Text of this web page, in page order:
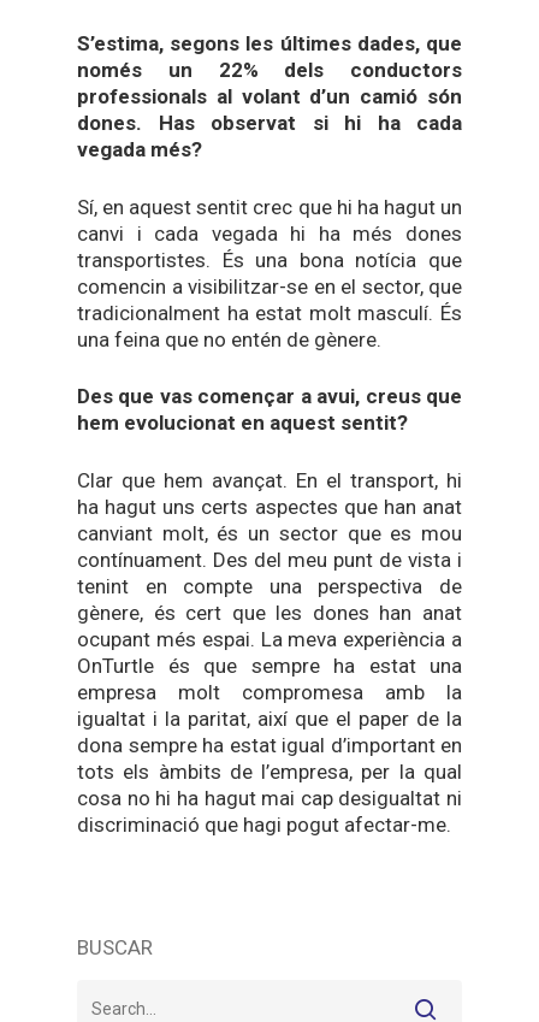
S’estima, segons les últimes dades, que
només un 22% dels conductors
professionals al volant d’un camió són
dones. Has observat si hi ha cada
vegada més?
Sí, en aquest sentit crec que hi ha hagut un
canvi i cada vegada hi ha més dones
transportistes. És una bona notícia que
comencin a visibilitzar-se en el sector, que
tradicionalment ha estat molt masculí. És
una feina que no entén de gènere.
Des que vas començar a avui, creus que
hem evolucionat en aquest sentit?
Clar que hem avançat. En el transport, hi
ha hagut uns certs aspectes que han anat
canviant molt, és un sector que es mou
contínuament. Des del meu punt de vista i
tenint en compte una perspectiva de
gènere, és cert que les dones han anat
ocupant més espai. La meva experiència a
OnTurtle és que sempre ha estat una
empresa molt compromesa amb la
igualtat i la paritat, així que el paper de la
dona sempre ha estat igual d’important en
tots els àmbits de l’empresa, per la qual
cosa no hi ha hagut mai cap desigualtat ni
discriminació que hagi pogut afectar-me.
BUSCAR